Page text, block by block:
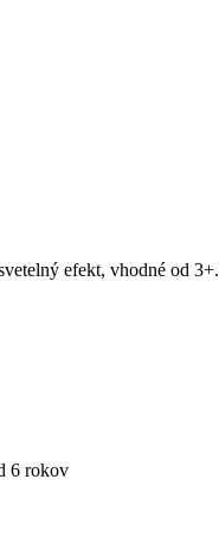
efekt, vhodné od 3+.
6 rokov